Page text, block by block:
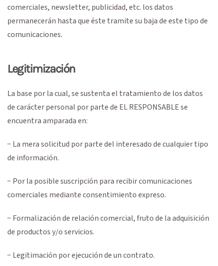
comerciales, newsletter, publicidad, etc. los datos
permanecerán hasta que éste tramite su baja de este tipo de
comunicaciones.
Legitimización
La base por la cual, se sustenta el tratamiento de los datos
de carácter personal por parte de EL RESPONSABLE se
encuentra amparada en:
− La mera solicitud por parte del interesado de cualquier tipo
de información.
− Por la posible suscripción para recibir comunicaciones
comerciales mediante consentimiento expreso.
− Formalización de relación comercial, fruto de la adquisición
de productos y/o servicios.
− Legitimación por ejecución de un contrato.